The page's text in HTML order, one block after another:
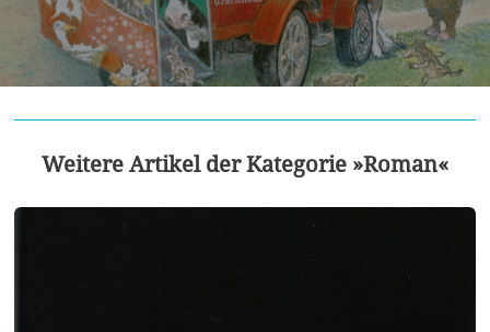
Weitere Artikel der Kategorie »Roman«